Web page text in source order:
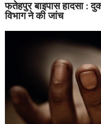
फतेहपुर बाइपास हादसा :
विभाग ने की जांच